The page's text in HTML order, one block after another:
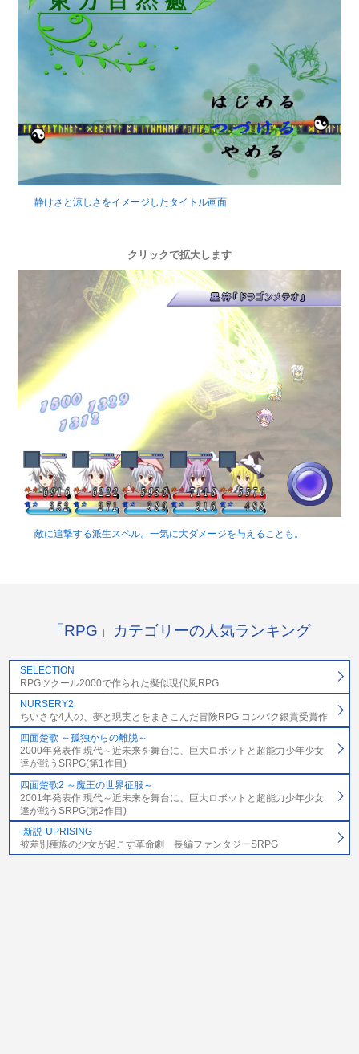
静けさと涼しさをイメージしたタイトル画面
クリックで拡大します
敵に追撃する派生スペル。一気に大ダメージを与えることも。
「RPG」カテゴリーの人気ランキング
SELECTION
RPGツクール2000で作られた擬似現代風RPG
NURSERY2
ちいさな4人の、夢と現実とをまきこんだ冒険RPG コンパク銀賞受賞作
四面楚歌 ～孤独からの離脱～
2000年発表作 現代～近未来を舞台に、巨大ロボットと超能力少年少女
達が戦うSRPG(第1作目)
四面楚歌2 ～魔王の世界征服～
2001年発表作 現代～近未来を舞台に、巨大ロボットと超能力少年少女
達が戦うSRPG(第2作目)
-新説-UPRISING
被差別種族の少女が起こす革命劇 長編ファンタジーSRPG